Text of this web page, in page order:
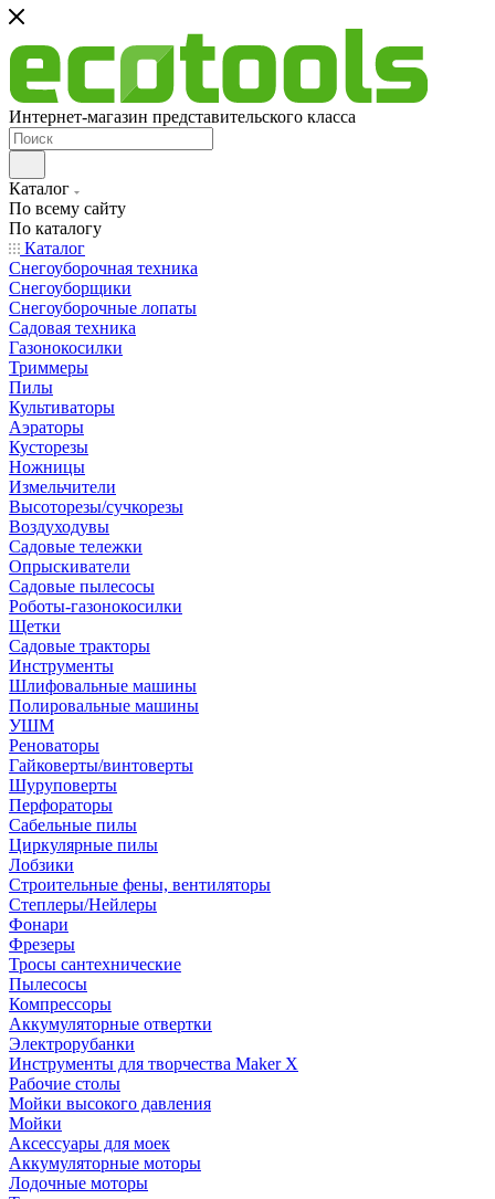
Интернет-магазин представительского класса
Каталог
По всему сайту
По каталогу
Каталог
Снегоуборочная техника
Снегоуборщики
Снегоуборочные лопаты
Садовая техника
Газонокосилки
Триммеры
Пилы
Культиваторы
Аэраторы
Кусторезы
Ножницы
Измельчители
Высоторезы/сучкорезы
Воздуходувы
Садовые тележки
Опрыскиватели
Садовые пылесосы
Роботы-газонокосилки
Щетки
Садовые тракторы
Инструменты
Шлифовальные машины
Полировальные машины
УШМ
Реноваторы
Гайковерты/винтоверты
Шуруповерты
Перфораторы
Сабельные пилы
Циркулярные пилы
Лобзики
Строительные фены, вентиляторы
Степлеры/Нейлеры
Фонари
Фрезеры
Тросы сантехнические
Пылесосы
Компрессоры
Аккумуляторные отвертки
Электрорубанки
Инструменты для творчества Maker X
Рабочие столы
Мойки высокого давления
Мойки
Аксессуары для моек
Аккумуляторные моторы
Лодочные моторы